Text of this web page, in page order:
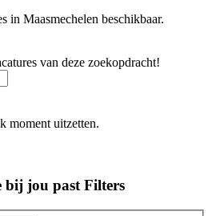
in Maasmechelen beschikbaar.
van deze zoekopdracht!
moment uitzetten.
bij jou past Filters